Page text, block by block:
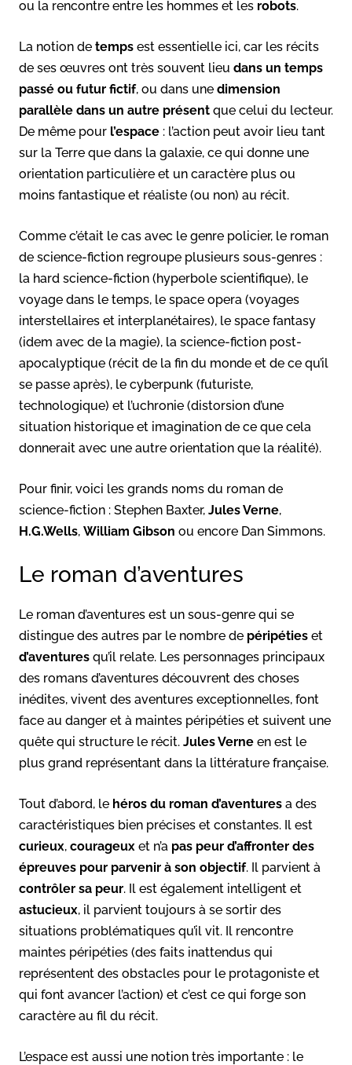
ou la rencontre entre les hommes et les robots.
La notion de temps est essentielle ici, car les récits
de ses œuvres ont très souvent lieu dans un temps
passé ou futur fictif, ou dans une dimension
parallèle dans un autre présent que celui du lecteur.
De même pour l’espace : l’action peut avoir lieu tant
sur la Terre que dans la galaxie, ce qui donne une
orientation particulière et un caractère plus ou
moins fantastique et réaliste (ou non) au récit.
Comme c’était le cas avec le genre policier, le roman
de science-fiction regroupe plusieurs sous-genres :
la hard science-fiction (hyperbole scientifique), le
voyage dans le temps, le space opera (voyages
interstellaires et interplanétaires), le space fantasy
(idem avec de la magie), la science-fiction post-
apocalyptique (récit de la fin du monde et de ce qu’il
se passe après), le cyberpunk (futuriste,
technologique) et l’uchronie (distorsion d’une
situation historique et imagination de ce que cela
donnerait avec une autre orientation que la réalité).
Pour finir, voici les grands noms du roman de
science-fiction : Stephen Baxter, Jules Verne,
H.G.Wells, William Gibson ou encore Dan Simmons.
Le roman d’aventures
Le roman d’aventures est un sous-genre qui se
distingue des autres par le nombre de péripéties et
d’aventures qu’il relate. Les personnages principaux
des romans d’aventures découvrent des choses
inédites, vivent des aventures exceptionnelles, font
face au danger et à maintes péripéties et suivent une
quête qui structure le récit. Jules Verne en est le
plus grand représentant dans la littérature française.
Tout d’abord, le héros du roman d’aventures a des
caractéristiques bien précises et constantes. Il est
curieux, courageux et n’a pas peur d’affronter des
épreuves pour parvenir à son objectif. Il parvient à
contrôler sa peur. Il est également intelligent et
astucieux, il parvient toujours à se sortir des
situations problématiques qu’il vit. Il rencontre
maintes péripéties (des faits inattendus qui
représentent des obstacles pour le protagoniste et
qui font avancer l’action) et c’est ce qui forge son
caractère au fil du récit.
L’espace est aussi une notion très importante : le